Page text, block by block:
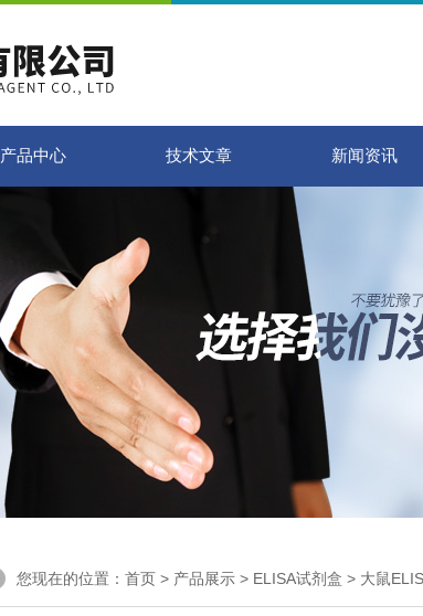
产品中心 技术文章 新闻资讯
您现在的位置： 首页 > 产品展示 > ELISA试剂盒 > 大鼠